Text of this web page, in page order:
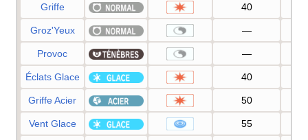
Griffe 40
Groz'Yeux —
Provoc —
Éclats Glace 40
Griffe Acier 50
Vent Glace 55